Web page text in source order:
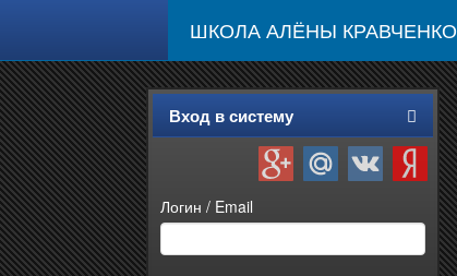
ШКОЛА АЛЁНЫ КРАВЧЕНКО
Вход в систему
Логин / Email